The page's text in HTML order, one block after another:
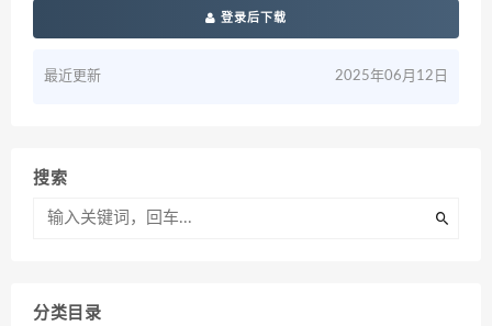
登录后下载
最近更新 2025年06月12日
搜索
分类目录